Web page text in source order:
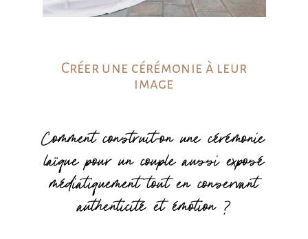
Créer une cérémonie à leur
image
Comment construit-on une cérémonie
laïque pour un couple aussi exposé
médiatiquement tout en conservant
authenticité et émotion ?